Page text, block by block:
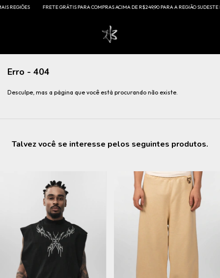
REGIÕES FRETE GRÁTIS PARA COMPRAS ACIMA DE R$249,90 PARA A REGIÃO SUDESTE E
Erro - 404
Desculpe, mas a página que você está procurando não existe.
Talvez você se interesse pelos seguintes produtos.